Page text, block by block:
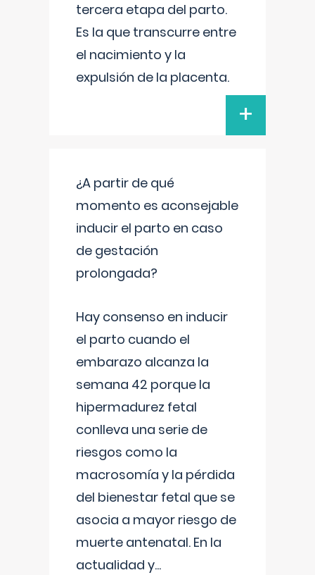
tercera etapa del parto.
Es la que transcurre entre
el nacimiento y la
expulsión de la placenta.
+
¿A partir de qué
momento es aconsejable
inducir el parto en caso
de gestación
prolongada?
Hay consenso en inducir
el parto cuando el
embarazo alcanza la
semana 42 porque la
hipermadurez fetal
conlleva una serie de
riesgos como la
macrosomía y la pérdida
del bienestar fetal que se
asocia a mayor riesgo de
muerte antenatal. En la
actualidad y...